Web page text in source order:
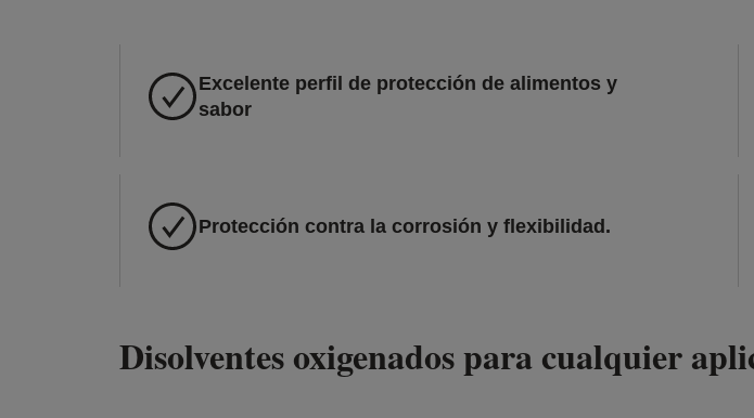
Excelente perfil de protección de alimentos y
sabor
Protección contra la corrosión y flexibilidad.
Disolventes oxigenados para cualquier